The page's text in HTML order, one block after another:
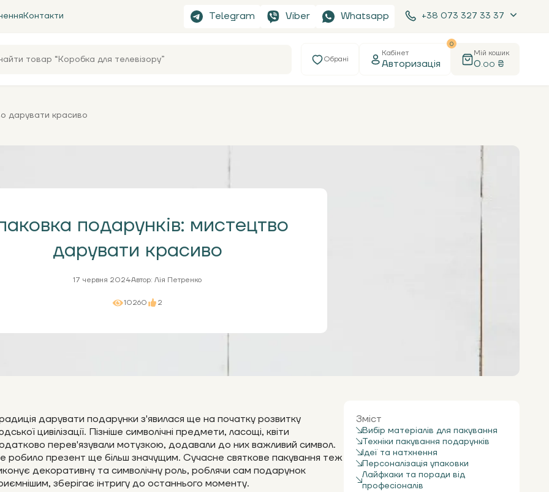
Контакти Telegram Viber Whatsapp +38 073 327 33 37
Обрані
Кабінет
Авторизація
0
Мій кошик
0.00 ₴
дарувати красиво
подарунків: мистецтво
дарувати красиво
17 червня 2024Автор: Лія Петренко
10260 2
дарувати подарунки з'явилася ще на початку розвитку
цивілізації. Пізніше символічні предмети, ласощі, квіти
перев'язували мотузкою, додавали до них важливий символ.
робило презент ще більш значущим. Сучасне святкове пакування теж
декоративну та символічну роль, роблячи сам подарунок
зберігає інтригу до останнього моменту.
Зміст
Вибір матеріалів для пакування
Техніки пакування подарунків
Ідеї та натхнення
Персоналізація упаковки
Лайфхаки та поради від
професіоналів